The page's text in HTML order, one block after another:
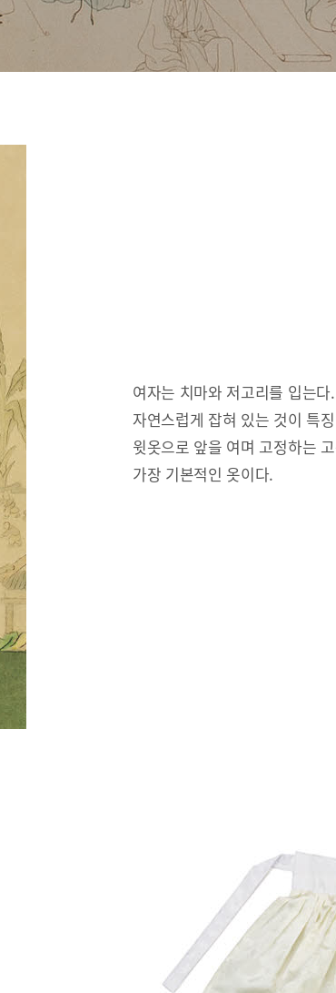
여자는 치마와 저고리를 입는
자연스럽게 잡혀 있는 것이 특
윗옷으로 앞을 여며 고정하는
가장 기본적인 옷이다.